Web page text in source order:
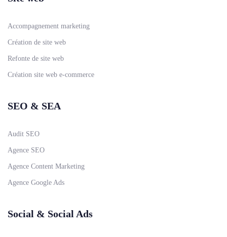
Accompagnement marketing
Création de site web
Refonte de site web
Création site web e-commerce
SEO & SEA
Audit SEO
Agence SEO
Agence Content Marketing
Agence Google Ads
Social & Social Ads